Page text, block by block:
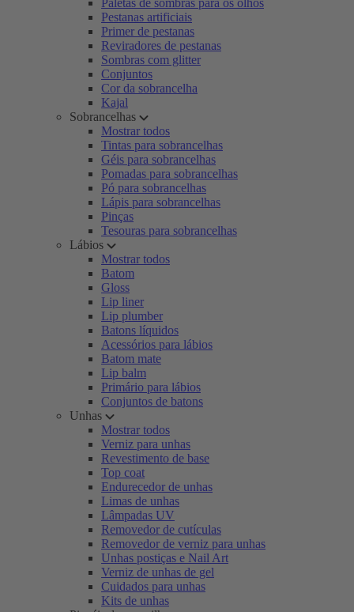
Paletas de sombras para os olhos
Pestanas artificiais
Primer de pestanas
Reviradores de pestanas
Sombras com glitter
Conjuntos
Cor da sobrancelha
Kajal
Sobrancelhas
Mostrar todos
Tintas para sobrancelhas
Géis para sobrancelhas
Pomadas para sobrancelhas
Pó para sobrancelhas
Lápis para sobrancelhas
Pinças
Tesouras para sobrancelhas
Lábios
Mostrar todos
Batom
Gloss
Lip liner
Lip plumber
Batons líquidos
Acessórios para lábios
Batom mate
Lip balm
Primário para lábios
Conjuntos de batons
Unhas
Mostrar todos
Verniz para unhas
Revestimento de base
Top coat
Endurecedor de unhas
Limas de unhas
Lâmpadas UV
Removedor de cutículas
Removedor de verniz para unhas
Unhas postiças e Nail Art
Verniz de unhas de gel
Cuidados para unhas
Kits de unhas